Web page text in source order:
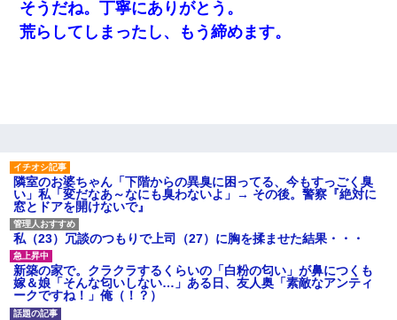
そうだね。丁寧にありがとう。
荒らしてしまったし、もう締めます。
隣室のお婆ちゃん「下階からの異臭に困ってる、今もすっごく臭
い」私「変だなあ～なにも臭わないよ」→ その後。警察『絶対に
窓とドアを開けないで』
私（23）冗談のつもりで上司（27）に胸を揉ませた結果・・・
新築の家で。クラクラするくらいの「白粉の匂い」が鼻につくも
嫁＆娘「そんな匂いしない…」ある日、友人奥「素敵なアンティ
ークですね！」俺（！？）